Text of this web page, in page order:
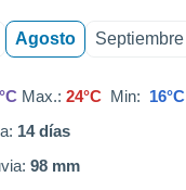
Agosto Septiembre
Max.: 24°C Min: 16°C
14días
98 mm